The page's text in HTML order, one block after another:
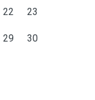
22 23
29 30